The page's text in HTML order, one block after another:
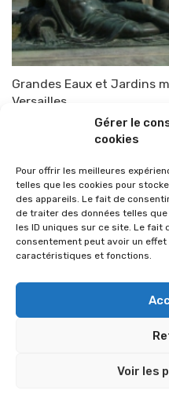
Gérer le
cookies
Pour offrir les meilleures
telles que les cookies pour
des appareils. Le fait de
de traiter des données telles
les ID uniques sur ce site. Le fait
consentement peut avoir un
caractéristiques et fonctions.
Voir les
Grandes Eaux et Jardins
Versailles
TOP-PARENTS 6 juin 2010